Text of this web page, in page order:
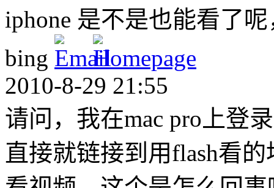
iphone 是不是也能看了
bing
2010-8-29 21:55
请问，我在mac pro上登
直接就链接到用flash看